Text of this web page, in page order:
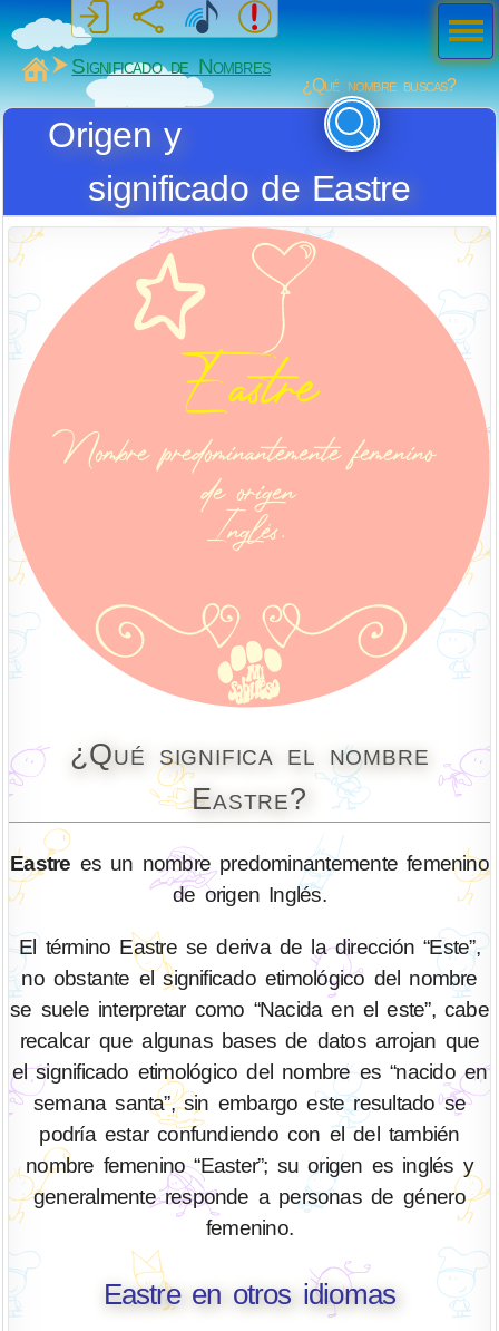
MiSabueso
Significado de Nombres
¿Qué nombre buscas?
Origen y
significado de Eastre
¿Qué significa el nombre
Eastre?
Eastre es un nombre predominantemente femenino
de origen Inglés.
El término Eastre se deriva de la dirección “Este”,
no obstante el significado etimológico del nombre
se suele interpretar como “Nacida en el este”, cabe
recalcar que algunas bases de datos arrojan que
el significado etimológico del nombre es “nacido en
semana santa”, sin embargo este resultado se
podría estar confundiendo con el del también
nombre femenino “Easter”; su origen es inglés y
generalmente responde a personas de género
femenino.
Eastre en otros idiomas
Men
ú